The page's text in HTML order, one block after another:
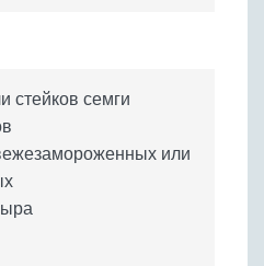
стейков семги
или